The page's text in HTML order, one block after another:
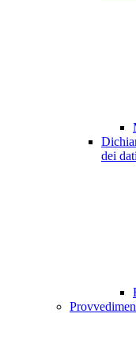
dei dati